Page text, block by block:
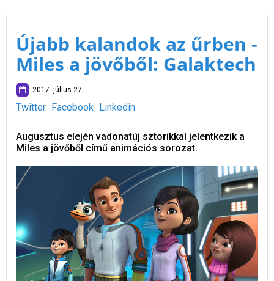
Újabb kalandok az űrben -
Miles a jövőből: Galaktech
2017. július 27.
Twitter Facebook Linkedin
Augusztus elején vadonatúj sztorikkal jelentkezik a
Miles a jövőből című animációs sorozat.